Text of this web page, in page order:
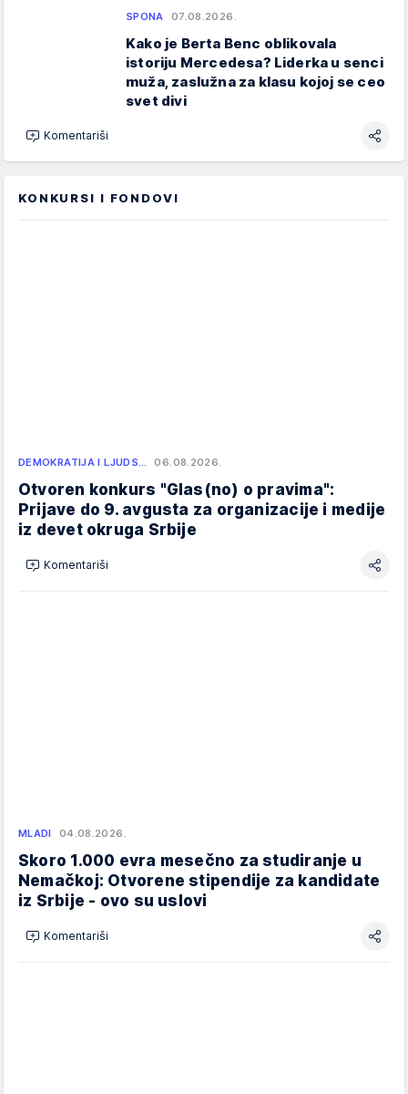
SPONA 07.08.2026.
Kako je Berta Benc oblikovala
istoriju Mercedesa? Liderka u senci
muža, zaslužna za klasu kojoj se ceo
svet divi
Komentariši
KONKURSI I FONDOVI
DEMOKRATIJA I LJUDS… 06.08.2026.
Otvoren konkurs "Glas(no) o pravima":
Prijave do 9. avgusta za organizacije i medije
iz devet okruga Srbije
Komentariši
MLADI 04.08.2026.
Skoro 1.000 evra mesečno za studiranje u
Nemačkoj: Otvorene stipendije za kandidate
iz Srbije - ovo su uslovi
Komentariši